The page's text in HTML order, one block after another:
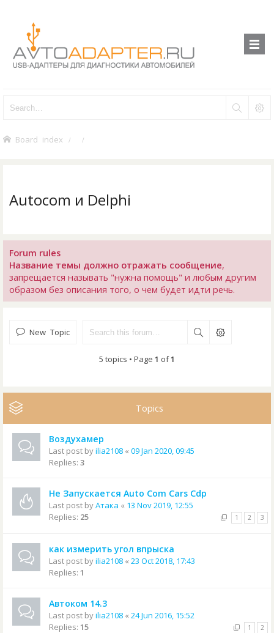
Board index
Autocom и Delphi
Forum rules
Название темы должно отражать сообщение,
запрещается называть "нужна помощь" и любым другим
образом без описания того, о чем будет идти речь.
New Topic
5 topics • Page 1 of1
Topics
Воздухамер
Last post byilia2108 « 09 Jan 2020, 09:45
Replies: 3
Не Запускается Auto Com Cars Cdp
Last post byАтака « 13 Nov 2019, 12:55
Replies: 25 1 2 3
как измерить угол впрыска
Last post byilia2108 « 23 Oct 2018, 17:43
Replies: 1
Автоком 14.3
Last post byilia2108 « 24 Jun 2016, 15:52
Replies: 15 1 2